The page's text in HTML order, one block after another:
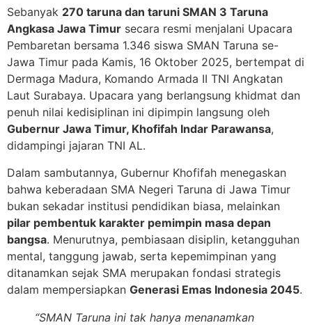
Sebanyak 270 taruna dan taruni SMAN 3 Taruna
Angkasa Jawa Timur secara resmi menjalani Upacara
Pembaretan bersama 1.346 siswa SMAN Taruna se-
Jawa Timur pada Kamis, 16 Oktober 2025, bertempat di
Dermaga Madura, Komando Armada II TNI Angkatan
Laut Surabaya. Upacara yang berlangsung khidmat dan
penuh nilai kedisiplinan ini dipimpin langsung oleh
Gubernur Jawa Timur, Khofifah Indar Parawansa,
didampingi jajaran TNI AL.
Dalam sambutannya, Gubernur Khofifah menegaskan
bahwa keberadaan SMA Negeri Taruna di Jawa Timur
bukan sekadar institusi pendidikan biasa, melainkan
pilar pembentuk karakter pemimpin masa depan
bangsa. Menurutnya, pembiasaan disiplin, ketangguhan
mental, tanggung jawab, serta kepemimpinan yang
ditanamkan sejak SMA merupakan fondasi strategis
dalam mempersiapkan Generasi Emas Indonesia 2045.
“SMAN Taruna ini tak hanya menanamkan